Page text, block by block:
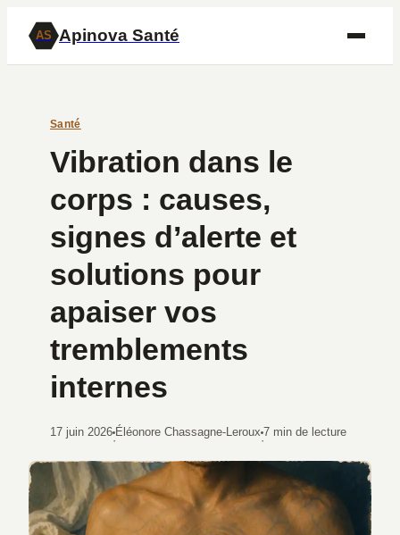
AS Apinova Santé
Santé
Vibration dans le
corps : causes,
signes d’alerte et
solutions pour
apaiser vos
tremblements
internes
17 juin 2026
·
Éléonore Chassagne-Leroux
·
7 min de lecture